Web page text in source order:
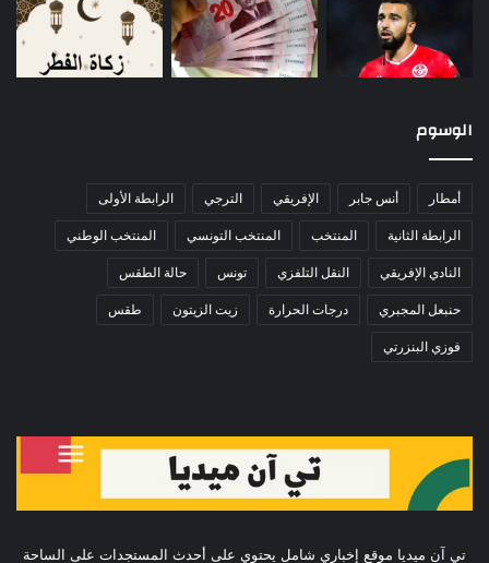
الوسوم
أمطار أنس جابر الإفريقي الترجي الرابطة الأولى
الرابطة الثانية المنتخب المنتخب التونسي المنتخب الوطني
النادي الإفريقي النقل التلفزي تونس حالة الطقس
حنبعل المجبري درجات الحرارة زيت الزيتون طقس
فوزي البنزرتي
تي آن ميديا موقع إخباري شامل يحتوي على أحدث المستجدات على الساحة